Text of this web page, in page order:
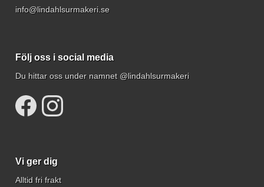
info@lindahlsurmakeri.se
Följ oss i social media
Du hittar oss under namnet @lindahlsurmakeri
Vi ger dig
Alltid fri frakt